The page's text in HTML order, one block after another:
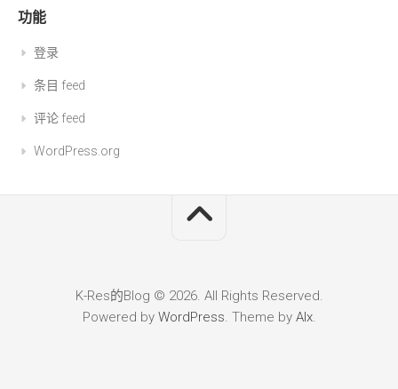
功能
登录
条目 feed
评论 feed
WordPress.org
K-Res的Blog © 2026. All Rights Reserved.
Powered by WordPress. Theme by Alx.